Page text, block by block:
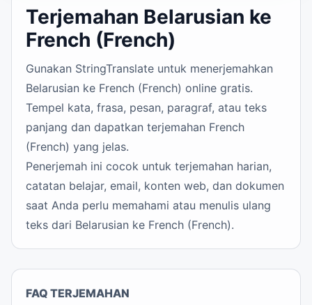
Terjemahan Belarusian ke
French (French)
Gunakan StringTranslate untuk menerjemahkan
Belarusian ke French (French) online gratis.
Tempel kata, frasa, pesan, paragraf, atau teks
panjang dan dapatkan terjemahan French
(French) yang jelas.
Penerjemah ini cocok untuk terjemahan harian,
catatan belajar, email, konten web, dan dokumen
saat Anda perlu memahami atau menulis ulang
teks dari Belarusian ke French (French).
FAQ TERJEMAHAN